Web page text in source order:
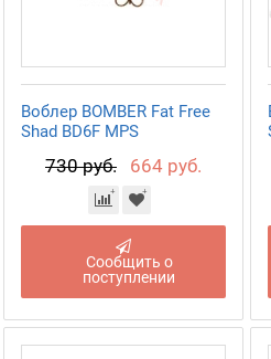
Воблер BOMBER Fat Free
Shad BD6F MPS
730 руб. 664 руб.
Сообщить о
поступлении